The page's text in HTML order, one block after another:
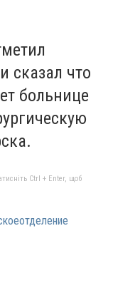
сказал что
больнице
Ctrl + Enter, щоб